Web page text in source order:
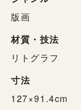
版画
材質・技法
リトグラフ
寸法
127×91.4cm